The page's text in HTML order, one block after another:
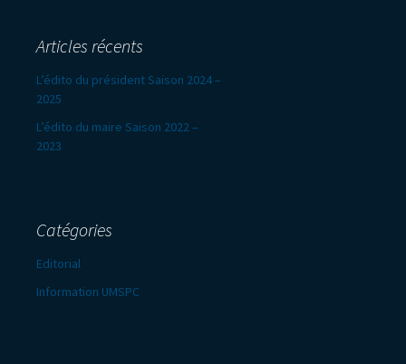
Articles récents
L’édito du président Saison 2024 –
2025
L’édito du maire Saison 2022 –
2023
Catégories
Editorial
Information UMSPC